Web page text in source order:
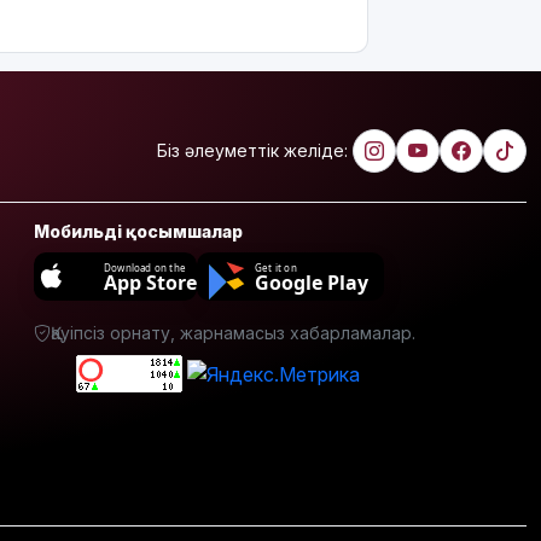
ауа райы
болжамы
жасады
Тоқаев Ардақ
отбасына
үздіктері
Біз әлеуметтік желіде:
Мобильді қосымшалар
Download on the
App Store
Get it on
Google Play
Қауіпсіз орнату, жарнамасыз хабарламалар.